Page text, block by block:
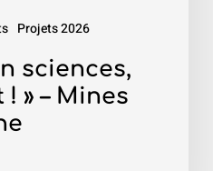
Projets 2026
sciences,
» – Mines